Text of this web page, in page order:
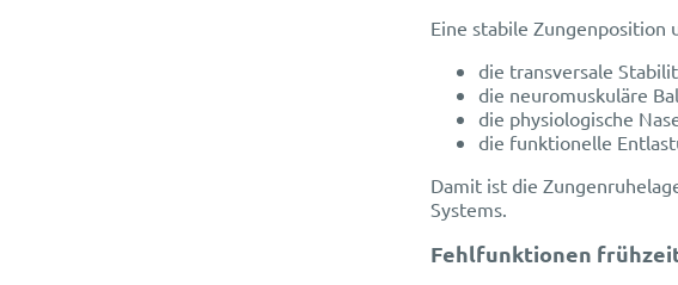
Eine stabile Zungenposition
die transversale
die neuromuskuläre
die physiologische
die funktionelle
Damit ist die
Systems.
Fehlfunktionen